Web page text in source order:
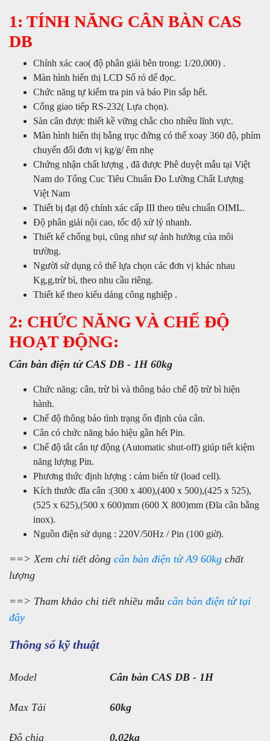
1: TÍNH NĂNG CÂN BÀN CAS
DB
Chính xác cao( độ phân giải bên trong: 1/20,000) .
Màn hình hiển thị LCD Số rỏ dể đọc.
Chức năng tự kiểm tra pin và báo Pin sắp hết.
Cổng giao tiếp RS-232( Lựa chọn).
Sàn cân được thiết kề vững chắc cho nhiều lĩnh vực.
Màn hình hiển thị bằng trục đứng có thể xoay 360 độ, phím
chuyển đổi đơn vị kg/g/ êm nhẹ
Chứng nhận chất lượng , đã được Phê duyệt mẫu tại Việt
Nam do Tổng Cuc Tiêu Chuẩn Đo Lường Chất Lượng
Việt Nam
Thiết bị đạt độ chính xác cấp III theo tiêu chuẩn OIML.
Độ phân giải nội cao, tốc độ xử lý nhanh.
Thiết kế chống bụi, cũng như sự ảnh hưởng của môi
trường.
Người sử dụng có thể lựa chọn các đơn vị khác nhau
Kg,g,trừ bì, theo nhu cầu riêng.
Thiết kế theo kiểu dáng công nghiệp .
2: CHỨC NĂNG VÀ CHẾ ĐỘ
HOẠT ĐỘNG:
Cân bàn điện tử CAS DB - 1H 60kg
Chức năng: cân, trừ bì và thông báo chế độ trừ bì hiện
hành.
Chế độ thông báo tình trạng ổn định của cân.
Cân có chức năng báo hiệu gần hết Pin.
Chế độ tắt cân tự động (Automatic shut-off) giúp tiết kiệm
năng lượng Pin.
Phương thức định lượng : cảm biến từ (load cell).
Kích thước đĩa cân :(300 x 400),(400 x 500),(425 x 525),
(525 x 625),(500 x 600)mm (600 X 800)mm (Đĩa cân bằng
inox).
Nguồn điện sử dụng : 220V/50Hz / Pin (100 giờ).
==> Xem chi tiết dòng cân bàn điện tử A9 60kg chất
lượng
==> Tham khảo chi tiết nhiều mẫu cân bàn điện tử tại
đây
Thông số kỹ thuật
Model Cân bàn CAS DB - 1H
Max Tải 60kg
Độ chia 0.02kg